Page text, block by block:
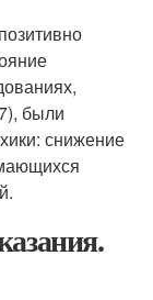
были
снижение